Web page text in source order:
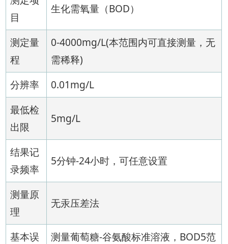
目
生化需氧量（BOD）
测定量
程
0-4000mg/L(本范围内可直接测量，无
需稀释)
分辨率
0.01mg/L
最低检
出限
5mg/L
结果记
录频率
5分钟-24小时，可任意设置
测量原
理
无汞压差法
基本误
测量葡萄糖-谷氨酸标准溶液，BOD5范